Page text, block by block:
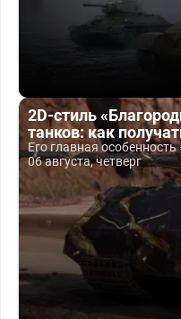
2D-стиль
танков: как
Его главная
06 августа, четверг